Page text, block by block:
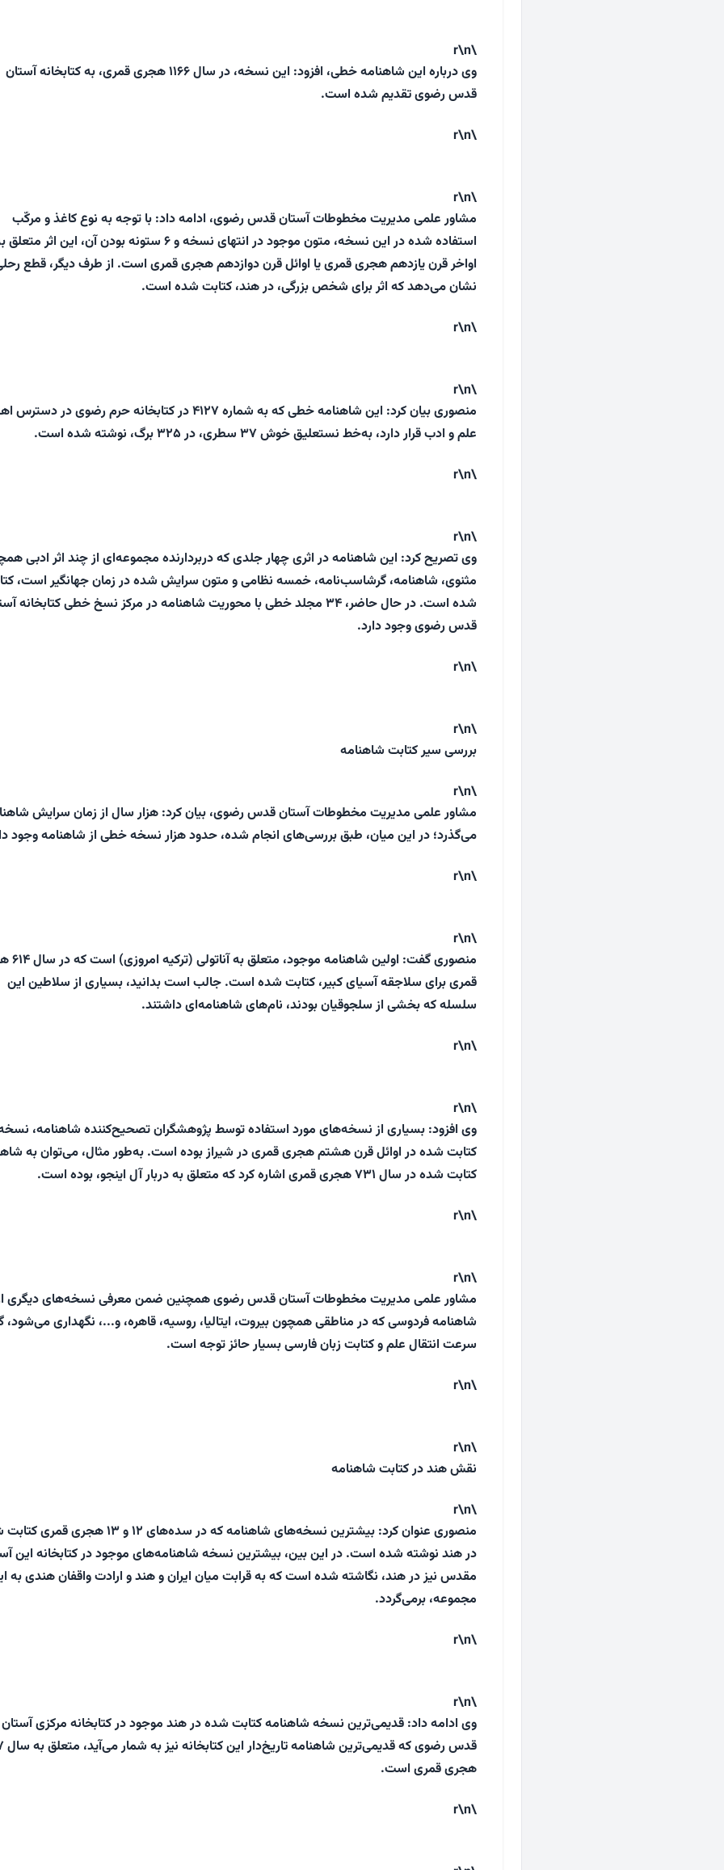
\r\n
وی درباره این شاهنامه خطی، افزود: این نسخه، در سال ۱۱۶۶ هجری قمری، به کتابخانه آستان
قدس رضوی تقدیم شده است.
\r\n
\r\n
مشاور علمی مدیریت مخطوطات آستان قدس رضوی، ادامه داد: با توجه به نوع کاغذ و مرکّب
استفاده شده در این نسخه، متون موجود در انتهای نسخه و ۶ ستونه بودن آن، این اثر
اواخر قرن یازدهم هجری قمری یا اوائل قرن دوازدهم هجری قمری است. از طرف دیگر، قطع
نشان می‌دهد که اثر برای شخص بزرگی، در هند، کتابت شده است.
\r\n
\r\n
منصوری بیان کرد: این شاهنامه خطی که به شماره ۴۱۲۷ در کتابخانه حرم رضوی در
علم و ادب قرار دارد، به‌خط نستعلیق خوش ۳۷ سطری، در ۳۲۵ برگ، نوشته شده است.
\r\n
\r\n
وی تصریح کرد: این شاهنامه در اثری چهار جلدی که دربردارنده مجموعه‌ای از چند اثر ادبی
مثنوی، شاهنامه، گرشاسب‌نامه، خمسه نظامی و متون سرایش شده در زمان جهانگیر است،
شده است. در حال حاضر، ۳۴ مجلد خطی با محوریت شاهنامه در مرکز نسخ خطی کتابخانه
قدس رضوی وجود دارد.
\r\n
\r\n
بررسی سیر کتابت شاهنامه
\r\n
مشاور علمی مدیریت مخطوطات آستان قدس رضوی، بیان کرد: هزار سال از زمان سرایش
می‌گذرد؛ در این میان، طبق بررسی‌های انجام شده، حدود هزار نسخه خطی از شاهنامه وجود
\r\n
\r\n
منصوری گفت:
قمری برای سلاجقه آسیای کبیر، کتابت شده است. جالب است بدانید، بسیاری از سلاطین این
سلسله که بخشی از سلجوقیان بودند، نام‌های شاهنامه‌ای داشتند.
\r\n
\r\n
وی افزود: بسیاری از نسخه‌های مورد استفاده توسط پژوهشگران تصحیح‌کننده شاهنامه،
کتابت شده در اوائل قرن هشتم هجری قمری در شیراز بوده است. به‌طور مثال، می‌توان به
کتابت شده در سال ۷۳۱ هجری قمری اشاره کرد که متعلق به دربار آل اینجو، بوده است.
\r\n
\r\n
مشاور علمی مدیریت مخطوطات آستان قدس رضوی همچنین ضمن معرفی نسخه‌های دیگری
شاهنامه فردوسی که در مناطقی همچون بیروت، ایتالیا، روسیه، قاهره، و...، نگهداری
سرعت انتقال علم و کتابت زبان فارسی بسیار حائز توجه است.
\r\n
\r\n
نقش هند در کتابت شاهنامه
\r\n
منصوری عنوان کرد: بیشترین نسخه‌های شاهنامه که در سده‌های ۱۲ و ۱۳
در هند نوشته شده است. در این بین، بیشترین نسخه شاهنامه‌های موجود در کتابخانه این
مقدس نیز در هند، نگاشته شده است که به قرابت میان ایران و هند و ارادت واقفان هندی به
مجموعه، برمی‌گردد.
\r\n
\r\n
وی ادامه داد: قدیمی‌ترین نسخه شاهنامه کتابت شده در هند موجود در کتابخانه مرکزی آستان
قدس رضوی
هجری قمری است.
\r\n